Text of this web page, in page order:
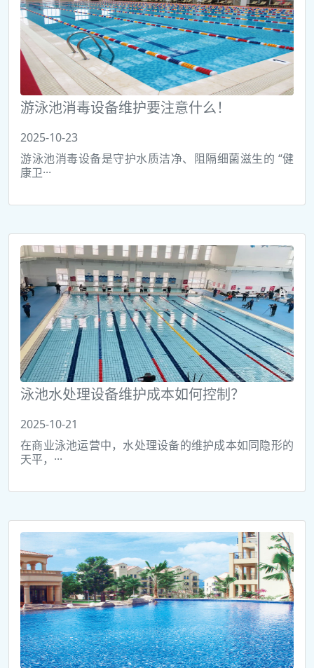
游泳池消毒设备维护要注意什么！
2025-10-23
游泳池消毒设备是守护水质洁净、阻隔细菌滋生的 “健
康卫···
泳池水处理设备维护成本如何控制？
2025-10-21
在商业泳池运营中，水处理设备的维护成本如同隐形的
天平，···